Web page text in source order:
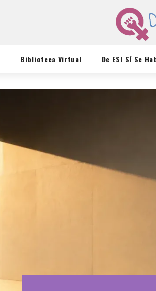
Biblioteca Virtual De ESI Sí Se